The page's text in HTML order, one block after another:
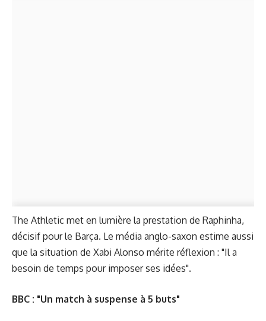
The Athletic met en lumière la prestation de Raphinha,
décisif pour le Barça. Le média anglo-saxon estime aussi
que la situation de Xabi Alonso mérite réflexion : "Il a
besoin de temps pour imposer ses idées".
BBC : "Un match à suspense à 5 buts"